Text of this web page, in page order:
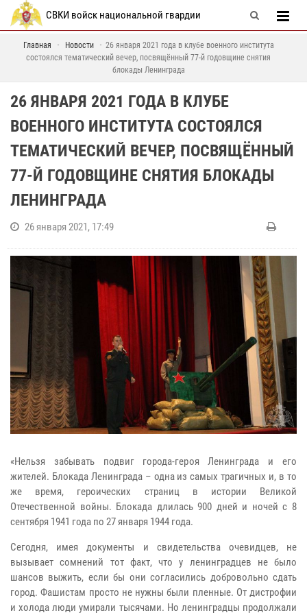
СВКИ войск национальной гвардии
Главная Новости
26 января 2021 года в клубе военного института
состоялся тематический вечер, посвящённый 77-й годовщине снятия
блокады Ленинграда
26 ЯНВАРЯ 2021 ГОДА В КЛУБЕ
ВОЕННОГО ИНСТИТУТА СОСТОЯЛСЯ
ТЕМАТИЧЕСКИЙ ВЕЧЕР, ПОСВЯЩЁННЫЙ
77-Й ГОДОВЩИНЕ СНЯТИЯ БЛОКАДЫ
ЛЕНИНГРАДА
26 января 2021, 17:49
«Нельзя забывать подвиг города-героя Ленинграда и его
жителей. Блокада Ленинграда – одна из самых трагичных и, в то
же время, героических страниц в истории Великой
Отечественной войны. Блокада длилась 900 дней и ночей с 8
сентября 1941 года по 27 января 1944 года.
Сегодня, имея документы и свидетельства очевидцев, не
вызывает сомнений тот факт, что у ленинградцев не было
шансов выжить, если бы они согласились добровольно сдать
город. Фашистам просто не нужны были пленные. От дистрофии
и холода люди умирали тысячами. Но ленинградцы продолжали